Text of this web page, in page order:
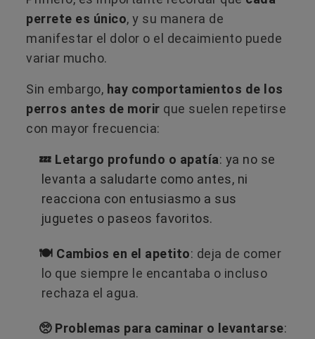
perrete es único, y su manera de
manifestar el dolor o el decaimiento puede
variar mucho.
Sin embargo, hay comportamientos de los
perros antes de morir que suelen repetirse
con mayor frecuencia:
💤 Letargo profundo o apatía: ya no se
levanta a saludarte como antes, ni
reacciona con entusiasmo a sus
juguetes o paseos favoritos.
🍽️ Cambios en el apetito: deja de comer
lo que siempre le encantaba o incluso
rechaza el agua.
🥺 Problemas para caminar o levantarse: